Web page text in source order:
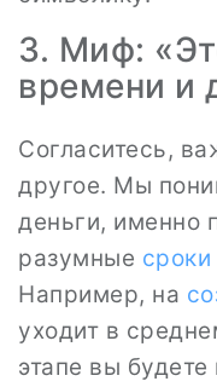
3. Миф:
времени и
Согласитесь,
другое. Мы
деньги, именно
разумные сроки
Например, на
уходит в
этапе вы